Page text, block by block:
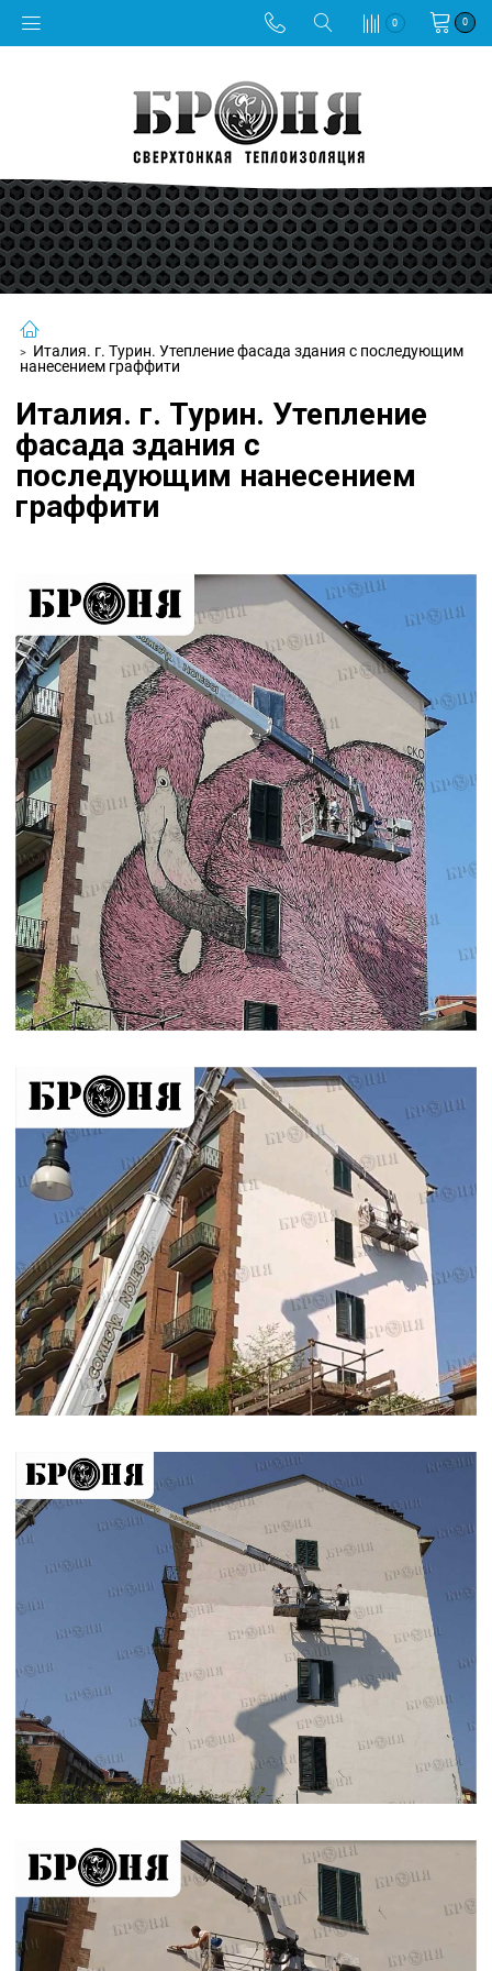
0 0
Италия. г. Турин. Утепление фасада здания с последующим
нанесением граффити
Италия. г. Турин. Утепление
фасада здания с
последующим нанесением
граффити